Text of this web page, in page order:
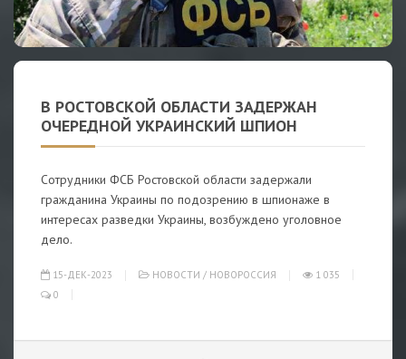
В РОСТОВСКОЙ ОБЛАСТИ ЗАДЕРЖАН
ОЧЕРЕДНОЙ УКРАИНСКИЙ ШПИОН
Сотрудники ФСБ Ростовской области задержали
гражданина Украины по подозрению в шпионаже в
интересах разведки Украины, возбуждено уголовное
дело.
15-ДЕК-2023 НОВОСТИ / НОВОРОССИЯ
1 035
0